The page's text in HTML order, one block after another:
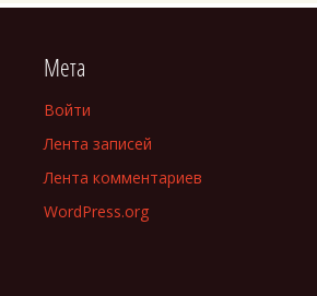
Мета
Войти
Лента записей
Лента комментариев
WordPress.org